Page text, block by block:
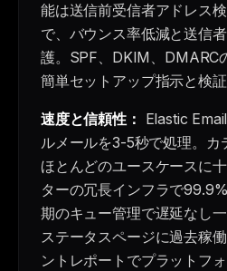
能は送信前受信者アドレス
で、バウンス率低減と送信
護。SPF、DKIM、DMARC
簡単セットアップ指示と検証
速度と信頼性： Elastic
ルメールを3-5秒で処理。カ
ほとんどのユースケースに
ターの冗長インフラで
期のキュー管理で遅延なし
ステータスページに過去稼
ントレポートでプラットフ